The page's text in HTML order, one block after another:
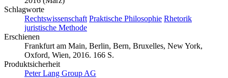
Schlagworte
Rechtswissenschaft Praktische Philosophie Rhetorik
juristische Methode
Erschienen
Frankfurt am Main, Berlin, Bern, Bruxelles, New York,
Oxford, Wien, 2016. 166 S.
Produktsicherheit
Peter Lang Group AG